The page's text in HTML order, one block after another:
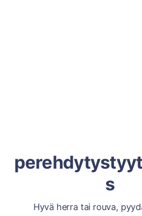
s
Hyvä herra tai rouva,